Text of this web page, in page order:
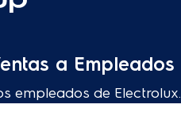
a Empleados
empleados de Electrolux.